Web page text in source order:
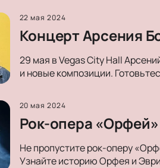
22 мая 2024
Концерт Арсения
29 мая в Vegas City Hall
и новые композиции.
20 мая 2024
Рок-опера
Не пропустите рок-оперу
Узнайте историю Орфея и